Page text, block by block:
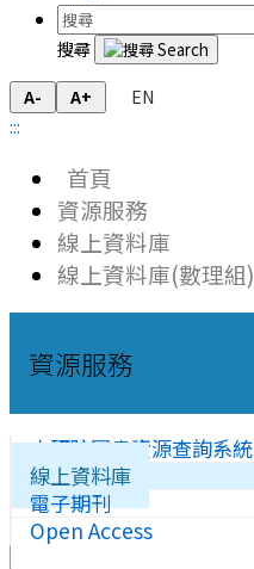
搜尋
A- A+
EN
:::
首頁
資源服務
線上資料庫
線上資料庫(數理組)
資源服務
中研院圖書資源查詢系統
線上資料庫
電子期刊
Open Access